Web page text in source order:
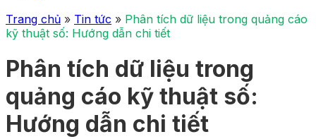
Trang chủ » Tin tức » Phân tích dữ liệu trong quảng cáo
kỹ thuật số: Hướng dẫn chi tiết
Phân tích dữ liệu trong
quảng cáo kỹ thuật số:
Hướng dẫn chi tiết